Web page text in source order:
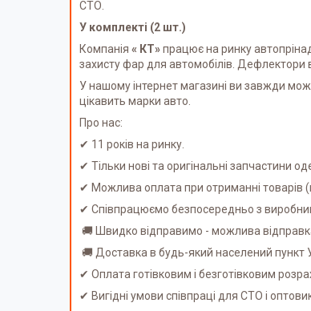
СТО.
У комплекті (2 шт.)
Компанія « КТ»працює на ринку
захисту фар для автомобілів. Дефлектори
У нашому інтернет магазині ви завжди
цікавить марки авто.
Про нас:
✔ 11 років на ринку.
✔ Тільки нові та оригінальні запчастини
✔ Можлива оплата при отриманні товарів
✔ Співпрацюємо безпосередньо з
🚚 Швидко відправимо - можлива
🚚 Доставка в будь-який населений пункт
✔ Оплата готівковим і безготівковим
✔ Вигідні умови співпраці для СТО і